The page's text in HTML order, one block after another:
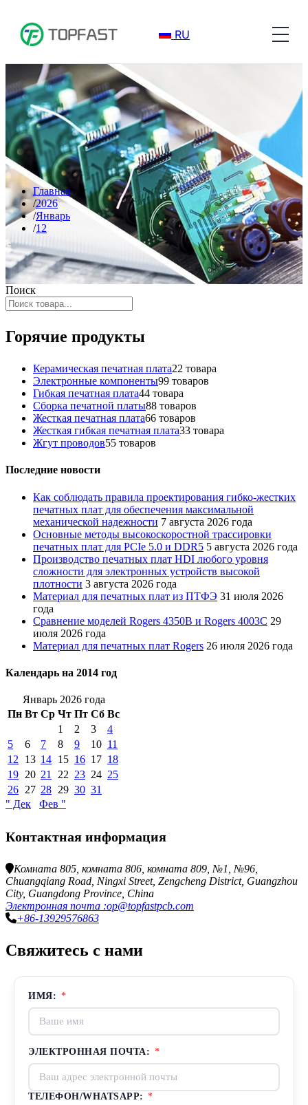
RU
Главная
2026
Январь
12
Поиск
Горячие продукты
Керамическая печатная плата22 товара
Электронные компоненты99 товаров
Гибкая печатная плата44 товара
Сборка печатной платы88 товаров
Жесткая печатная плата66 товаров
Жесткая гибкая печатная плата33 товара
Жгут проводов55 товаров
Последние новости
Как соблюдать правила проектирования гибко-жестких
печатных плат для обеспечения максимальной
механической надежности 7 августа 2026 года
Основные методы высокоскоростной трассировки
печатных плат для PCIe 5.0 и DDR5 5 августа 2026 года
Производство печатных плат HDI любого уровня
сложности для электронных устройств высокой
плотности 3 августа 2026 года
Материал для печатных плат из ПТФЭ 31 июля 2026
года
Сравнение моделей Rogers 4350B и Rogers 4003C 29
июля 2026 года
Материал для печатных плат Rogers 26 июля 2026 года
Календарь на 2014 год
Январь 2026 года
Пн Вт Ср Чт Пт Сб Вс
1
2 3
4
5
6 7 8 9 10 11
12
13 14 15 16 17 18
19 20 21 22 23 24 25
26 27 28 29 30 31
" Дек
Фев "
Контактная информация
Комната 805, комната 806, комната 809, №1, №96,
Chuangqiang Road, Ningxi Street, Zengcheng District, Guangzhou
City, Guangdong Province, China
Электронная почта :op@topfastpcb.com
+86-13929576863
Свяжитесь с нами
ИМЯ: *
ЭЛЕКТРОННАЯ ПОЧТА: *
ТЕЛЕФОН/WHATSAPP: *